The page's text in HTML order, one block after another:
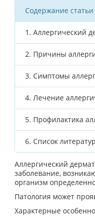
Содержание статьи
1. Аллергический
2. Причины
3. Симптомы
4. Лечение
5. Профилактика
6. Список
Аллергический
заболевание,
организм
Патология может
Характерные